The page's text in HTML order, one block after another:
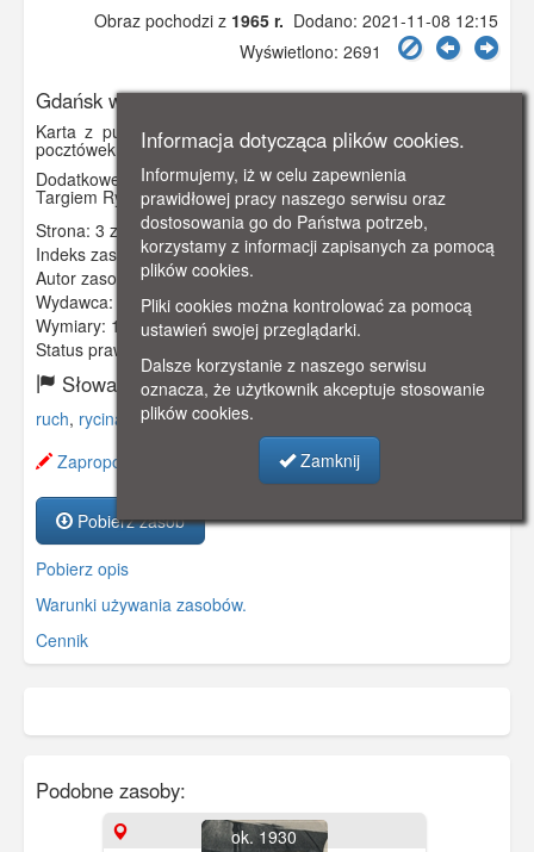
Obraz pochodzi z 1965 r. Dodano: 2021-11-08 12:15
Wyświetlono: 2691
Gdańsk w starej rycinie
Karta z publikacji "Gdańsk w starej rycinie" zawierającej 9
pocztówek z widokami starego Gdańska.
Dodatkowe informacje: Widok Motławy na odcinku między
Targiem Rybnym a Żurawiem, poł. XVIII w.
Strona: 3 z 11
Indeks zasobu:GSP02954
Autor zasobu:B.F. Lazel
Wydawca:
Biuro Wydawnicze "Ruch" W-wa
Wymiary: 152 x 111 mm
Status prawny:
Słowa kluczowe:
ruch, rycina motława,żuraw,
Zaproponuj zmianę opisu.
Pobierz zasób
Pobierz opis
Warunki używania zasobów.
Cennik
Podobne zasoby:
ok. 1930
Informacja dotycząca plików cookies.
Informujemy, iż w celu zapewnienia
prawidłowej pracy naszego serwisu oraz
dostosowania go do Państwa potrzeb,
korzystamy z informacji zapisanych za pomocą
plików cookies.
Pliki cookies można kontrolować za pomocą
ustawień swojej przeglądarki.
Dalsze korzystanie z naszego serwisu
oznacza, że użytkownik akceptuje stosowanie
plików cookies.
Zamknij